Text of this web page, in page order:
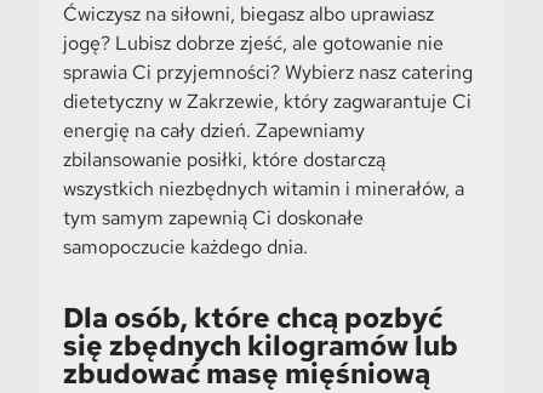
Ćwiczysz na siłowni, biegasz albo uprawiasz
jogę? Lubisz dobrze zjeść, ale gotowanie nie
sprawia Ci przyjemności? Wybierz nasz catering
dietetyczny w Zakrzewie, który zagwarantuje Ci
energię na cały dzień. Zapewniamy
zbilansowanie posiłki, które dostarczą
wszystkich niezbędnych witamin i minerałów, a
tym samym zapewnią Ci doskonałe
samopoczucie każdego dnia.
Dla osób, które chcą pozbyć
się zbędnych kilogramów lub
zbudować masę mięśniową